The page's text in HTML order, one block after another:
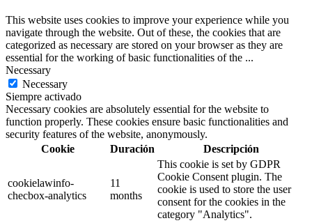
This website uses cookies to improve your experience while you
navigate through the website. Out of these, the cookies that are
categorized as necessary are stored on your browser as they are
essential for the working of basic functionalities of the ...
Necessary
Necessary
Siempre activado
Necessary cookies are absolutely essential for the website to
function properly. These cookies ensure basic functionalities and
security features of the website, anonymously.
Cookie
Duración Descripción
cookielawinfo-
checbox-analytics
11
months
This cookie is set by GDPR
Cookie Consent plugin. The
cookie is used to store the user
consent for the cookies in the
category "Analytics".